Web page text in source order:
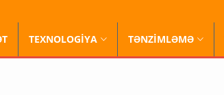
TEXNOLOGİYA TƏNZİMLƏMƏ